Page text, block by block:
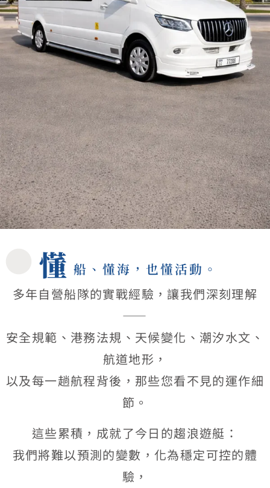
懂 船、懂海，也懂活動。
多年自營船隊的實戰經驗，讓我們深刻理解
——
安全規範、港務法規、天候變化、潮汐水文、
航道地形，
以及每一趟航程背後，那些您看不見的運作細
節。
這些累積，成就了今日的趨浪遊艇：
我們將難以預測的變數，化為穩定可控的體
驗，